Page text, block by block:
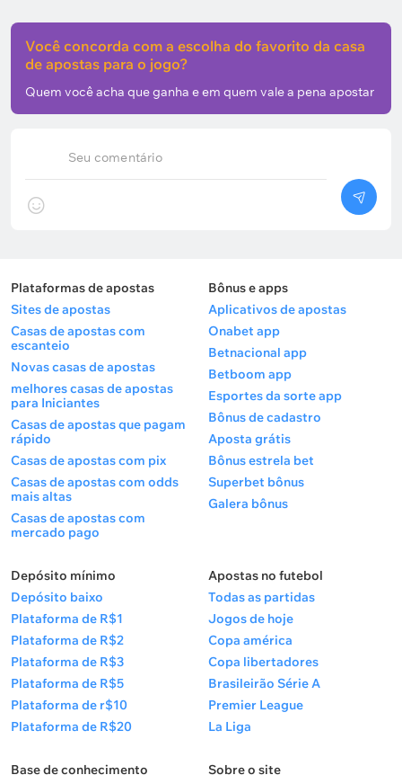
Seu comentário
Você concorda com a escolha do favorito da casa
de apostas para o jogo?
Quem você acha que ganha e em quem vale a pena apostar
Plataformas de apostas
Sites de apostas
Casas de apostas com
escanteio
Novas casas de apostas
melhores casas de apostas
para Iniciantes
Casas de apostas que pagam
rápido
Casas de apostas com pix
Casas de apostas com odds
mais altas
Casas de apostas com
mercado pago
Bônus e apps
Aplicativos de apostas
Onabet app
Betnacional app
Betboom app
Esportes da sorte app
Bônus de cadastro
Aposta grátis
Bônus estrela bet
Superbet bônus
Galera bônus
Depósito mínimo
Depósito baixo
Plataforma de R$1
Plataforma de R$2
Plataforma de R$3
Plataforma de R$5
Plataforma de r$10
Plataforma de R$20
Apostas no futebol
Todas as partidas
Jogos de hoje
Copa américa
Copa libertadores
Brasileirão Série A
Premier League
La Liga
Base de conhecimento Sobre o site